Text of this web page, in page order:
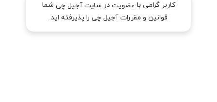
کاربر گرامی با عضویت در سایت آجیل چی شما
قوانین و مقررات آجیل چی را پذیرفته اید.